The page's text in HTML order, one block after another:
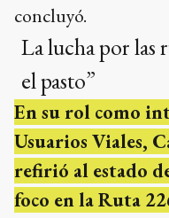
concluyó.
La lucha por las
el pasto”
En su rol como
Usuarios Viales,
refirió al estado
foco en la Ruta